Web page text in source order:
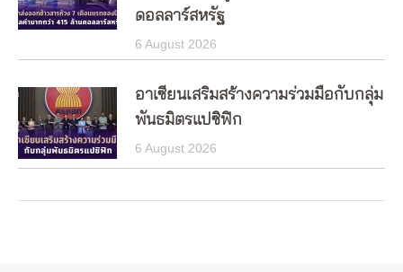
ดอลลาร์สหรัฐ
6 August 2026
อาเซียนเสริมสร้างความร่วมมือกับกลุ่ม
พันธมิตรแปซิฟิก
6 August 2026